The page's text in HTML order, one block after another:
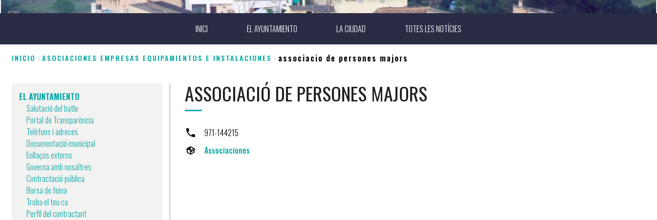
INICI EL AYUNTAMIENTO LA CIUDAD TOTES LES NOTÍCIES
enlaces
ayuda
navegación
INICIO ASOCIACIONES EMPRESAS EQUIPAMIENTOS E INSTALACIONES associacio de persones majors
EL AYUNTAMIENTO
Salutació del batle
Portal de Transparència
Telèfons i adreces
Documentació municipal
Enllaços externs
Governa amb nosaltres
Contractació pública
Borsa de feina
Troba el teu ca
Perfil del contractant
ASSOCIACIÓ DE PERSONES MAJORS
971-144215
Associaciones